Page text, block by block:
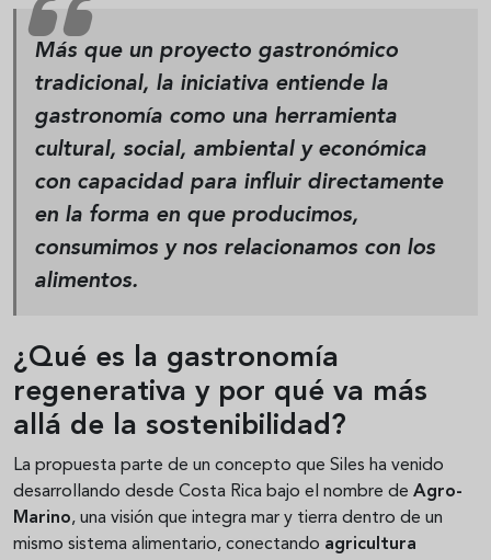
Más que un proyecto gastronómico
tradicional, la iniciativa entiende la
gastronomía como una herramienta
cultural, social, ambiental y económica
con capacidad para influir directamente
en la forma en que producimos,
consumimos y nos relacionamos con los
alimentos.
¿Qué es la gastronomía
regenerativa y por qué va más
allá de la sostenibilidad?
La propuesta parte de un concepto que Siles ha venido
desarrollando desde Costa Rica bajo el nombre de Agro-
Marino, una visión que integra mar y tierra dentro de un
mismo sistema alimentario, conectando agricultura